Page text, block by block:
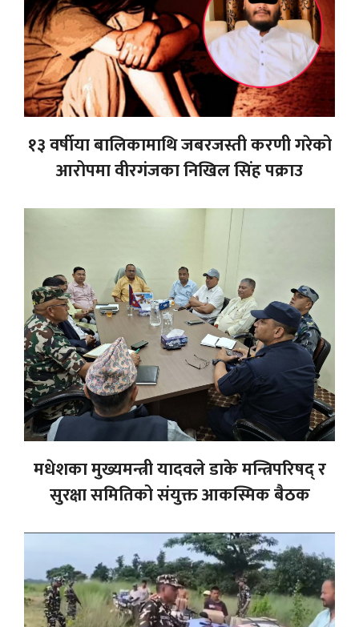
१३ वर्षीया बालिकामाथि जबरजस्ती करणी गरेको
आरोपमा वीरगंजका निखिल सिंह पक्राउ
मधेशका मुख्यमन्त्री यादवले डाके मन्त्रिपरिषद् र
सुरक्षा समितिको संयुक्त आकस्मिक बैठक